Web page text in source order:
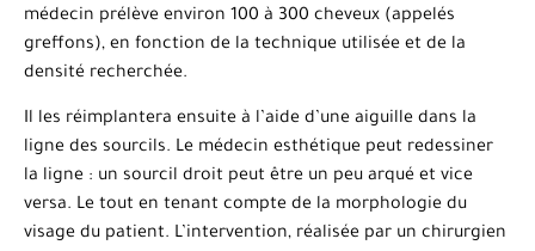
médecin prélève environ 100 à 300 cheveux (appelés
greffons), en fonction de la technique utilisée et de la
densité recherchée.
Il les réimplantera ensuite à l’aide d’une aiguille dans la
ligne des sourcils. Le médecin esthétique peut redessiner
la ligne : un sourcil droit peut être un peu arqué et vice
versa. Le tout en tenant compte de la morphologie du
visage du patient. L’intervention, réalisée par un chirurgien